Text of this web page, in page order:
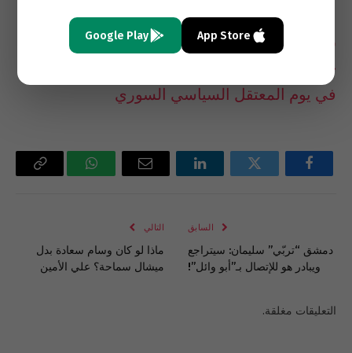
رزان زيتونة:
حياة مشتهاة..
في يوم المعتقل السياسي السوري
فيسبوك تويتر لينكدإن
البريد
واتساب Copy
السابق
دمشق “تربّي” سليمان: سيتراجع
ويبادر هو للإتصال بـ”أبو وائل”!
التالي
ماذا لو كان وسام سعادة بدل
ميشال سماحة؟ علي الأمين
التعليقات مغلقة.
App Store
Google Play